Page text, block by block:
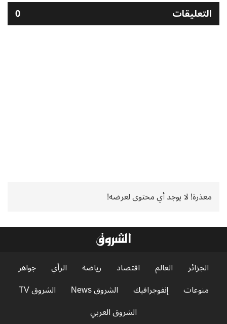
التعليقات 0
معذرة! لا يوجد أي محتوى لعرضه!
الجزائر العالم اقتصاد رياضة الرأي
جواهر
منوعات
إنفوجرافيك الشروق News
الشروق TV
الشروق العربي